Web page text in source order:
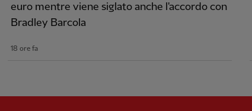
euro mentre viene siglato anche l'accordo con
Bradley Barcola
18 ore fa